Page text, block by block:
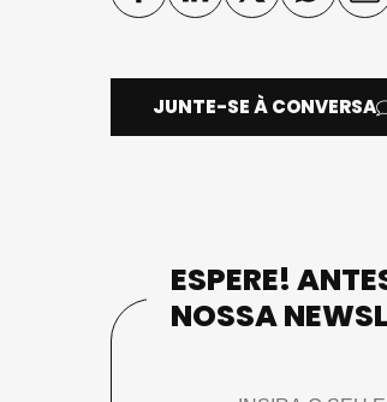
JUNTE-SE À CONVERSA
ESPERE!
NOSSA